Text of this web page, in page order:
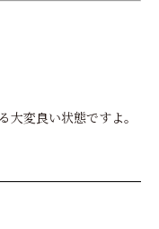
変良い状態ですよ。